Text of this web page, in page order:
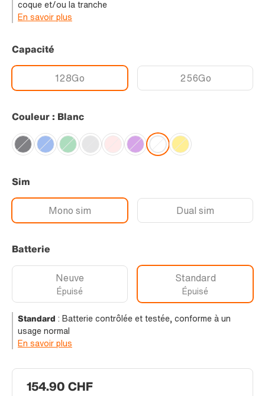
154.90 CHF
coque et/ou la tranche
En savoir plus
Capacité
128Go 256Go
Couleur : Blanc
Sim
Mono sim Dual sim
Batterie
Neuve
Épuisé
Standard
Épuisé
Standard : Batterie contrôlée et testée, conforme à un
usage normal
En savoir plus